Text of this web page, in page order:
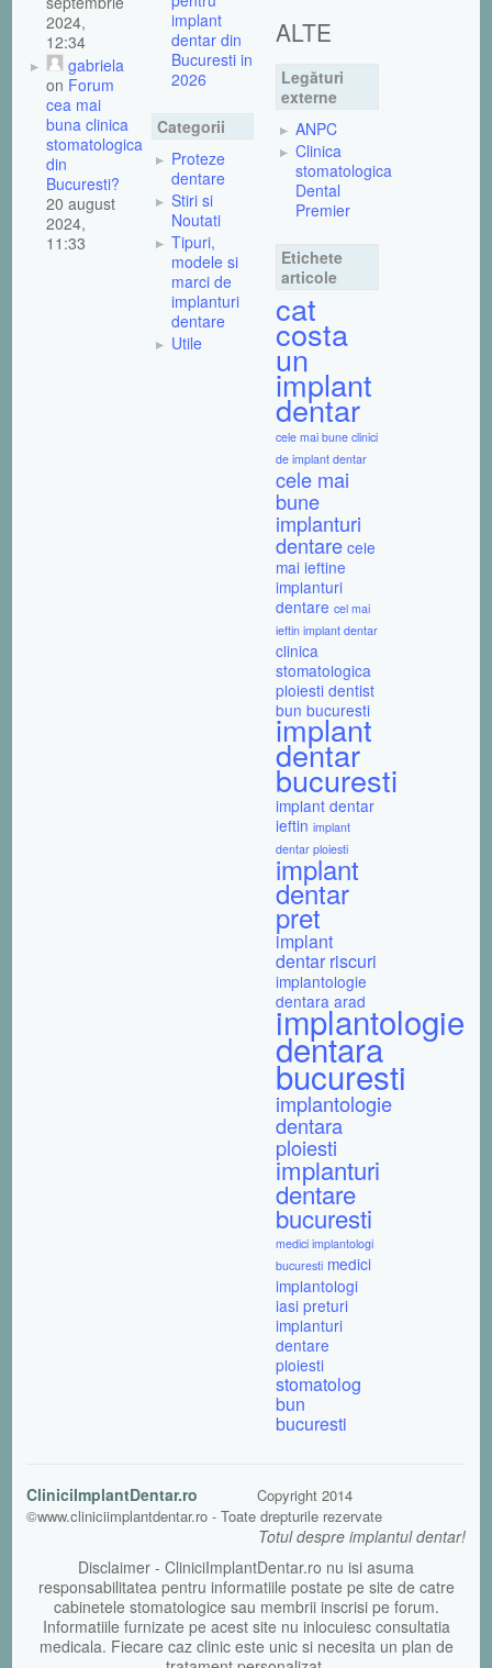
2024,
12:34
gabriela
on Forum
cea mai
buna clinica
stomatologica
din
Bucuresti?
20 august
2024,
11:33
implant
dentar din
Bucuresti in
2026
Categorii
Proteze
dentare
Stiri si
Noutati
Tipuri,
modele si
marci de
implanturi
dentare
Utile
ALTE
Legături
externe
ANPC
Clinica
stomatologica
Dental
Premier
Etichete
articole
cat
costa
un
implant
dentar
cele mai bune clinici
de implant dentar
cele mai
bune
implanturi
dentare cele
mai ieftine
implanturi
dentare cel mai
ieftin implant dentar
clinica
stomatologica
ploiesti dentist
bun bucuresti
implant
dentar
bucuresti
implant dentar
ieftin implant
dentar ploiesti
implant
dentar
pret
implant
dentar riscuri
implantologie
dentara arad
implantologie
dentara
bucuresti
implantologie
dentara
ploiesti
implanturi
dentare
bucuresti
medici implantologi
bucuresti medici
implantologi
iasi preturi
implanturi
dentare
ploiesti
stomatolog
bun
bucuresti
CliniciImplantDentar.ro
Copyright 2014
©www.cliniciimplantdentar.ro - Toate drepturile rezervate
Totul despre implantul dentar!
Disclaimer - CliniciImplantDentar.ro nu isi asuma
responsabilitatea pentru informatiile postate pe site de catre
cabinetele stomatologice sau membrii inscrisi pe forum.
Informatiile furnizate pe acest site nu inlocuiesc consultatia
medicala. Fiecare caz clinic este unic si necesita un plan de